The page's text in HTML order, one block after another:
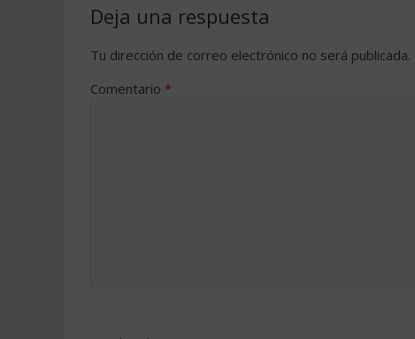
Deja una respuesta
Tu dirección de correo electrónico no será publicada.
Comentario *